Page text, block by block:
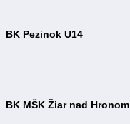
BK Pezinok U14
BK MŠK Žiar nad Hronom